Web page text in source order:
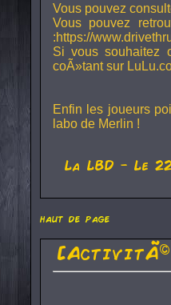
Vous pouvez
Vous pouvez
:https://
Si vous souhaitez
coÃ»tant sur
Enfin les joueurs
labo de Merlin !
La LBD - Le
haut de page
[ActivitÃ©